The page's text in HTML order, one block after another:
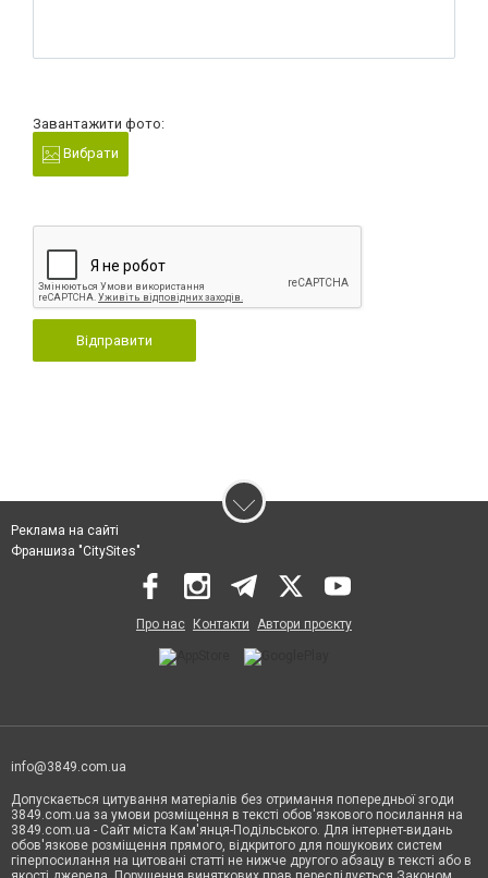
Завантажити фото:
Вибрати
Відправити
Реклама на сайті
Франшиза "CitySites"
Про нас Контакти Автори проєкту
info@3849.com.ua
Допускається цитування матеріалів без отримання попередньої згоди
3849.com.ua за умови розміщення в тексті обов'язкового посилання на
3849.com.ua - Сайт міста Кам'янця-Подільського. Для інтернет-видань
обов'язкове розміщення прямого, відкритого для пошукових систем
гіперпосилання на цитовані статті не нижче другого абзацу в тексті або в